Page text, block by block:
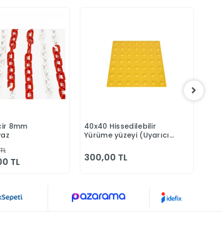
Ekle
8mm
TL
Sepete Ekle
40x40 Hissedilebilir
Yürüme yüzeyi (Uyarıcı
300,00 TL